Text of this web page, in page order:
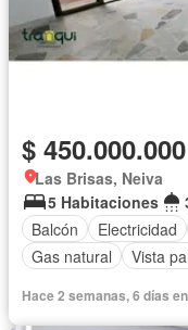
$ 450.000.000
Las Brisas, Neiva
5 Habitaciones
Balcón
Electricidad
Gas natural
Vista
Hace 2 semanas, 6 días